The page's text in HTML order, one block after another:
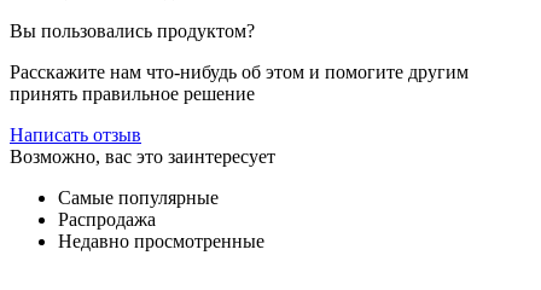
Вы пользовались продуктом?
Расскажите нам что-нибудь об этом и помогите другим
принять правильное решение
Написать отзыв
Возможно, вас это заинтересует
Самые популярные
Распродажа
Недавно просмотренные